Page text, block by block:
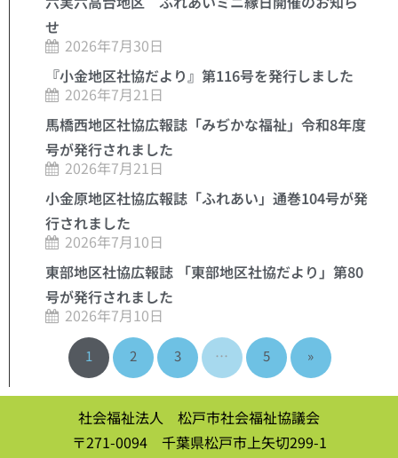
せ
2026年7月30日
『小金地区社協だより』第116号を発行しました
2026年7月21日
馬橋西地区社協広報誌「みぢかな福祉」令和8年度
号が発行されました
2026年7月21日
小金原地区社協広報誌「ふれあい」通巻104号が発
行されました
2026年7月10日
東部地区社協広報誌 「東部地区社協だより」第80
号が発行されました
2026年7月10日
1 2 3 … 5 »
社会福祉法人 松戸市社会福祉協議会
〒271-0094 千葉県松戸市上矢切299-1